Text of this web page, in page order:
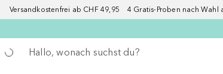
Versandkostenfrei ab CHF 49,95 4 Gratis-Proben nach
Gehe zurück
Suche ausführen